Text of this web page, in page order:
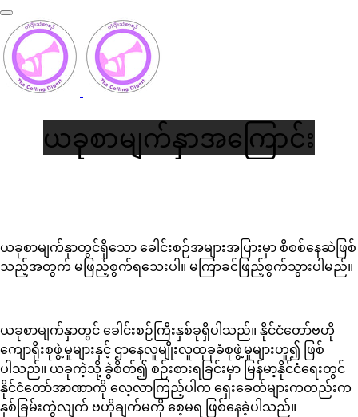
ယခုစာမျက်နှာအကြောင်း
ယခုစာမျက်နှာတွင်ရှိသော ခေါင်းစဉ်အများအပြားမှာ စိစစ်နေဆဲဖြစ်
သည့်အတွက် မဖြည့်စွက်ရသေးပါ။ မကြာခင်ဖြည့်စွက်သွားပါမည်။
ယခုစာမျက်နှာတွင် ခေါင်းစဉ်ကြီးနှစ်ခုရှိပါသည်။ နိုင်ငံတော်ဗဟို
ကျောရိုးစုဖွဲ့မှုများနှင့် ဌာနေလူမျိုးလူထုခုခံစုဖွဲ့မှုများဟူ၍ ဖြစ်
ပါသည်။ ယခုကဲ့သို့ ခွဲစိတ်၍ စဉ်းစားရခြင်းမှာ မြန်မာ့နိုင်ငံရေးတွင်
နိုင်ငံတော်အာဏာကို လေ့လာကြည့်ပါက ရှေးခေတ်များကတည်းက
နှစ်ခြမ်းကွဲလျက် ဗဟိုချက်မကို စေ့မရ ဖြစ်နေခဲ့ပါသည်။